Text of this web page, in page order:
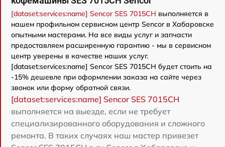
[dataset:services:name] Sencor SES 7015CH выполняется в
нашем профильном сервисном центр Sencor в Хабаровске
опытными мастерами. На все виды услуг и запчасти
предоставляем расширенную гарантию - мы в сервисном
центр уверены в качестве наших услуг.
[dataset:services:name] Sencor SES 7015CH будет стоить на
-15% дешевле при оформлении заказа на сайте через
звонок или форму обратной связи.
[dataset:services:name] Sencor SES 7015CH
выполняется на выезде, если не требует
специализированного оборудования и сложного
ремонта. В таких случаях наш мастер привезет